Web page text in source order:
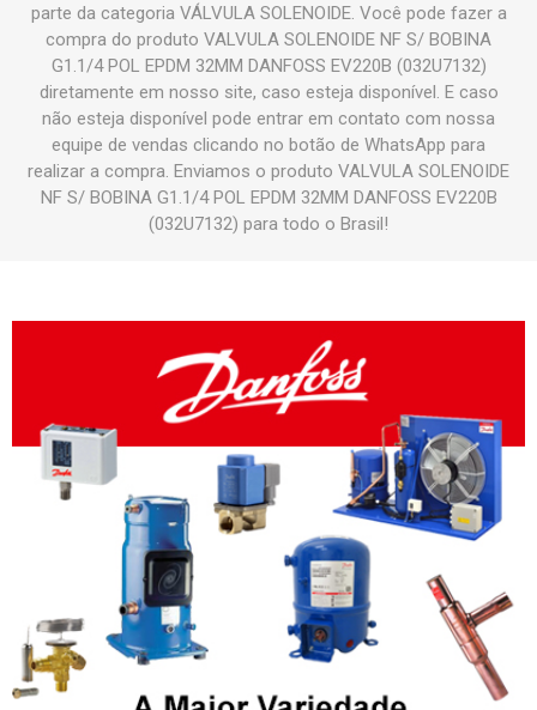
parte da categoria VÁLVULA SOLENOIDE. Você pode fazer a
compra do produto VALVULA SOLENOIDE NF S/ BOBINA
G1.1/4 POL EPDM 32MM DANFOSS EV220B (032U7132)
diretamente em nosso site, caso esteja disponível. E caso
não esteja disponível pode entrar em contato com nossa
equipe de vendas clicando no botão de WhatsApp para
realizar a compra. Enviamos o produto VALVULA SOLENOIDE
NF S/ BOBINA G1.1/4 POL EPDM 32MM DANFOSS EV220B
(032U7132) para todo o Brasil!